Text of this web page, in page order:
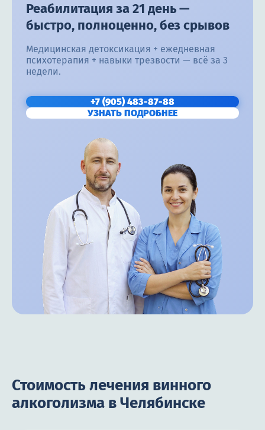
Реабилитация за 21 день —
быстро, полноценно, без срывов
Медицинская детоксикация + ежедневная
психотерапия + навыки трезвости — всё за 3
недели.
+7 (905) 483-87-88
УЗНАТЬ ПОДРОБНЕЕ
Стоимость лечения винного
алкоголизма в Челябинске